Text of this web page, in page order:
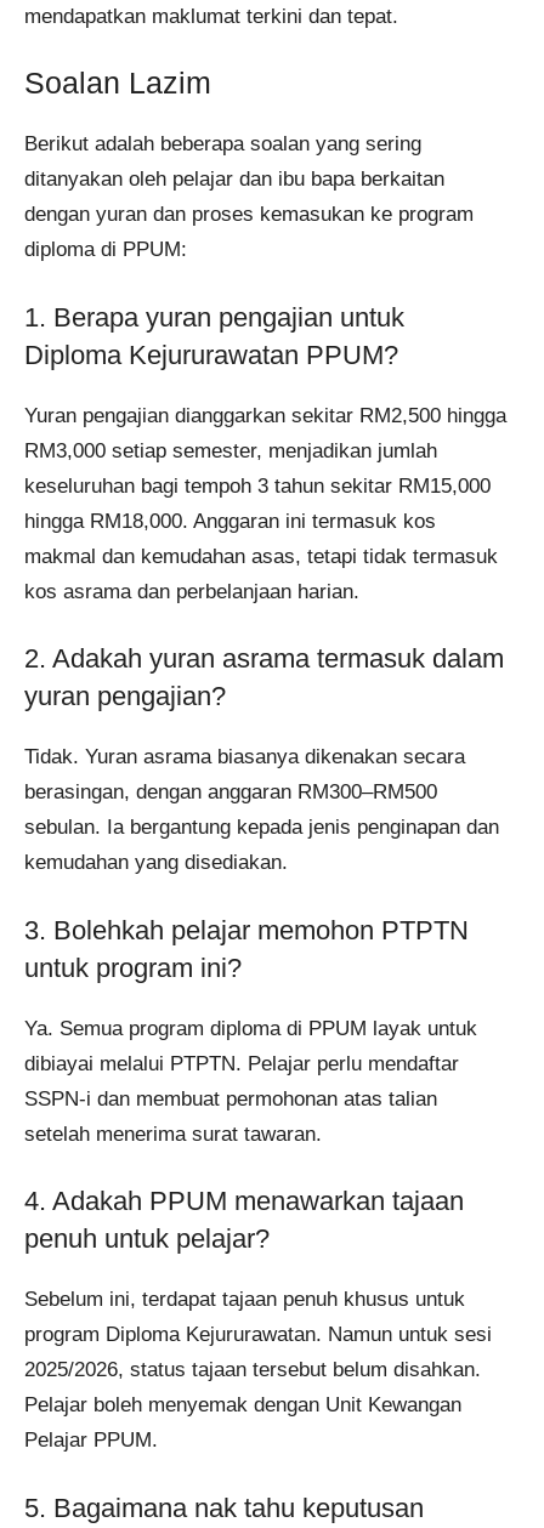
mendapatkan maklumat terkini dan tepat.
Soalan Lazim
Berikut adalah beberapa soalan yang sering
ditanyakan oleh pelajar dan ibu bapa berkaitan
dengan yuran dan proses kemasukan ke program
diploma di PPUM:
1. Berapa yuran pengajian untuk
Diploma Kejururawatan PPUM?
Yuran pengajian dianggarkan sekitar RM2,500 hingga
RM3,000 setiap semester, menjadikan jumlah
keseluruhan bagi tempoh 3 tahun sekitar RM15,000
hingga RM18,000. Anggaran ini termasuk kos
makmal dan kemudahan asas, tetapi tidak termasuk
kos asrama dan perbelanjaan harian.
2. Adakah yuran asrama termasuk dalam
yuran pengajian?
Tidak. Yuran asrama biasanya dikenakan secara
berasingan, dengan anggaran RM300–RM500
sebulan. Ia bergantung kepada jenis penginapan dan
kemudahan yang disediakan.
3. Bolehkah pelajar memohon PTPTN
untuk program ini?
Ya. Semua program diploma di PPUM layak untuk
dibiayai melalui PTPTN. Pelajar perlu mendaftar
SSPN-i dan membuat permohonan atas talian
setelah menerima surat tawaran.
4. Adakah PPUM menawarkan tajaan
penuh untuk pelajar?
Sebelum ini, terdapat tajaan penuh khusus untuk
program Diploma Kejururawatan. Namun untuk sesi
2025/2026, status tajaan tersebut belum disahkan.
Pelajar boleh menyemak dengan Unit Kewangan
Pelajar PPUM.
5. Bagaimana nak tahu keputusan